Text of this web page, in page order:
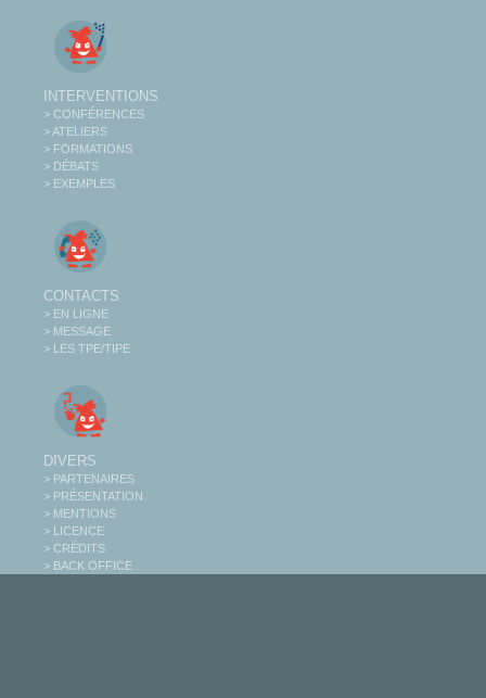
INTERVENTIONS
> CONFÉRENCES
> ATELIERS
> FORMATIONS
> DÉBATS
> EXEMPLES
CONTACTS
> EN LIGNE
> MESSAGE
> LES TPE/TIPE
DIVERS
> PARTENAIRES
> PRÉSENTATION
> MENTIONS
> LICENCE
> CRÉDITS
> BACK OFFICE